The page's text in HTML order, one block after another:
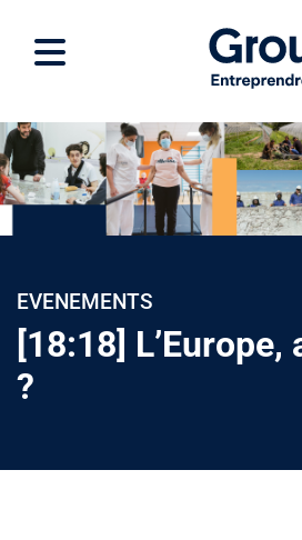
EVENEMENTS
[18:18]
?